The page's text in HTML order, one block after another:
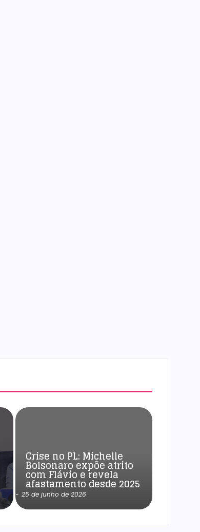
Crise no PL: Michelle
Bolsonaro expõe atrito
com Flávio e revela
afastamento desde 2025
- 25 de junho de 2026